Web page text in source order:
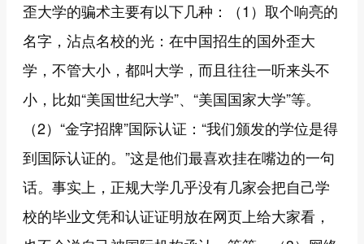
歪大学的骗术主要有以下几种：（1）取个响亮的
名字，沾点名校的光：在中国招生的国外歪大
学，不管大小，都叫大学，而且往往一听来头不
小，比如“美国世纪大学”、“美国国家大学”等。
（2）“金字招牌”国际认证：“我们颁发的学位是得
到国际认证的。”这是他们最喜欢挂在嘴边的一句
话。事实上，正规大学几乎没有几家会把自己学
校的毕业文凭和认证证明放在网页上给大家看，